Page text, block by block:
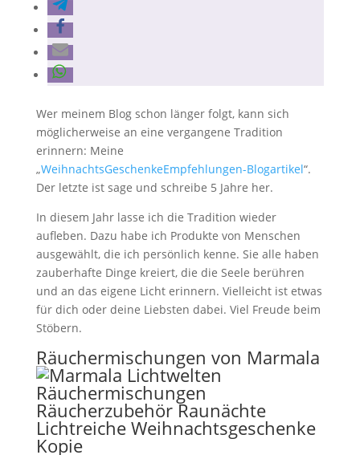
Wer meinem Blog schon länger folgt, kann sich
möglicherweise an eine vergangene Tradition
erinnern: Meine
„WeihnachtsGeschenkeEmpfehlungen-Blogartikel“.
Der letzte ist sage und schreibe 5 Jahre her.
In diesem Jahr lasse ich die Tradition wieder
aufleben. Dazu habe ich Produkte von Menschen
ausgewählt, die ich persönlich kenne. Sie alle haben
zauberhafte Dinge kreiert, die die Seele berühren
und an das eigene Licht erinnern. Vielleicht ist etwas
für dich oder deine Liebsten dabei. Viel Freude beim
Stöbern.
Räuchermischungen von Marmala